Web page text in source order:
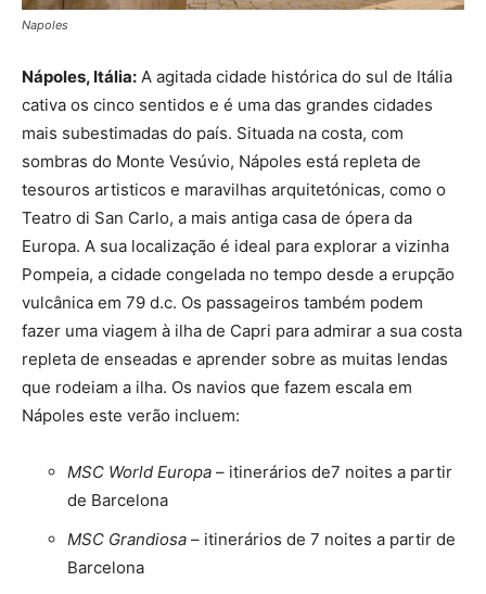
Napoles
Nápoles, Itália: A agitada cidade histórica do sul de Itália
cativa os cinco sentidos e é uma das grandes cidades
mais subestimadas do país. Situada na costa, com
sombras do Monte Vesúvio, Nápoles está repleta de
tesouros artisticos e maravilhas arquitetónicas, como o
Teatro di San Carlo, a mais antiga casa de ópera da
Europa. A sua localização é ideal para explorar a vizinha
Pompeia, a cidade congelada no tempo desde a erupção
vulcânica em 79 d.c. Os passageiros também podem
fazer uma viagem à ilha de Capri para admirar a sua costa
repleta de enseadas e aprender sobre as muitas lendas
que rodeiam a ilha. Os navios que fazem escala em
Nápoles este verão incluem:
MSC World Europa – itinerários de7 noites a partir
de Barcelona
MSC Grandiosa – itinerários de 7 noites a partir de
Barcelona